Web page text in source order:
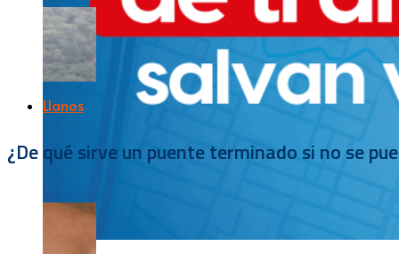
Llanos
¿De qué sirve un puente terminado si no se